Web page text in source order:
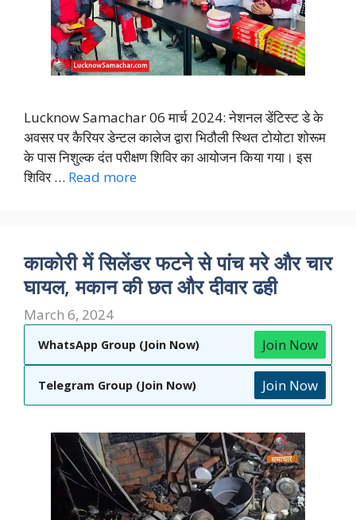
Lucknow Samachar 06 मार्च 2024: नेशनल डेंटिस्ट डे के
अवसर पर कैरियर डेन्टल कालेज द्वारा भिठौली स्थित टोयोटा शोरूम
के पास निशुल्क दंत परीक्षण शिविर का आयोजन किया गया। इस
शिविर … Read more
काकोरी में सिलेंडर फटने से पांच मरे और चार
घायल, मकान की छत और दीवार ढही
March 6, 2024
WhatsApp Group (Join Now) Join Now
Telegram Group (Join Now) Join Now